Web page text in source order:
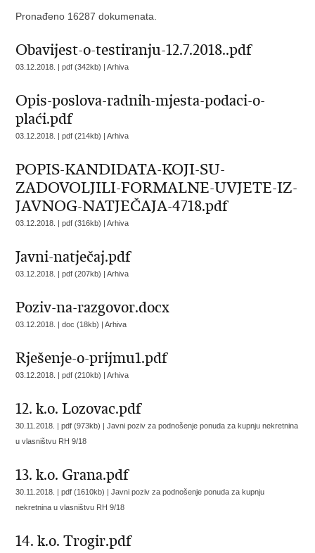
Pronađeno 16287 dokumenata.
Obavijest-o-testiranju-12.7.2018..pdf
03.12.2018. | pdf (342kb) |Arhiva
Opis-poslova-radnih-mjesta-podaci-o-
plaći.pdf
03.12.2018. | pdf (214kb) |Arhiva
POPIS-KANDIDATA-KOJI-SU-
ZADOVOLJILI-FORMALNE-UVJETE-IZ-
JAVNOG-NATJEČAJA-4718.pdf
03.12.2018. | pdf (316kb) |Arhiva
Javni-natječaj.pdf
03.12.2018. | pdf (207kb) |Arhiva
Poziv-na-razgovor.docx
03.12.2018. | doc (18kb) |Arhiva
Rješenje-o-prijmu1.pdf
03.12.2018. | pdf (210kb) |Arhiva
12. k.o. Lozovac.pdf
30.11.2018. | pdf (973kb) |Javni poziv za podnošenje ponuda za kupnju nekretnina
u vlasništvu RH 9/18
13. k.o. Grana.pdf
30.11.2018. | pdf (1610kb) |Javni poziv za podnošenje ponuda za kupnju
nekretnina u vlasništvu RH 9/18
14. k.o. Trogir.pdf